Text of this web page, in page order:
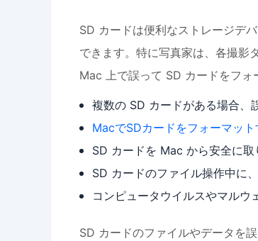
SD カードは便利なストレージデ
できます。特に写真家は、各撮影
Mac 上で誤って SD カードをフォ
複数の SD カードがある場合、
MacでSDカードをフォーマッ
SD カードを Mac から安全に
SD カードのファイル操作中に
コンピュータウイルスやマル
SD カードのファイルやデータを